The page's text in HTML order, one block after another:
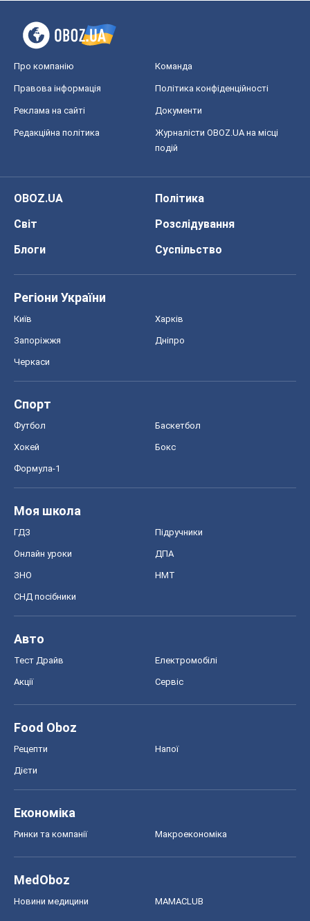
Про компанію Команда
Правова інформація Політика конфіденційності
Реклама на сайті Документи
Редакційна політика
Журналісти OBOZ.UA на місці
подій
OBOZ.UA
Політика
Світ
Розслідування
Блоги
Суспільство
Регіони України
Київ Харків
Запоріжжя Дніпро
Черкаси
Спорт
Футбол Баскетбол
Хокей Бокс
Формула-1
Моя школа
ГДЗ Підручники
Онлайн уроки ДПА
ЗНО НМТ
СНД посібники
Авто
Тест Драйв Електромобілі
Акції Сервіс
Food Oboz
Рецепти Напої
Дієти
Економіка
Ринки та компанії Макроекономіка
MedOboz
Новини медицини MAMACLUB